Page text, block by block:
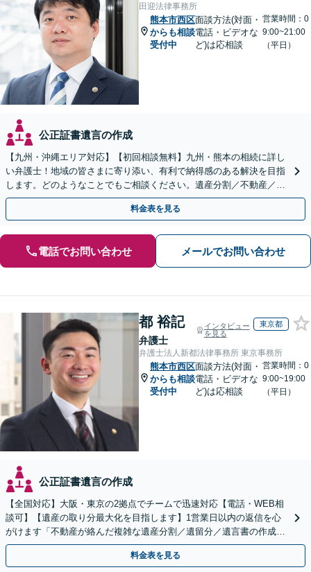
田迎法律事務所
熊本市西区
からも相談
受付中
面談方法(対面・
電話・ビデオな
ど)は応相談
営業時間：0
9:00~21:00
（平日）
公正証書遺言の作成
【九州・沖縄エリア対応】【初回相談無料】九州・熊本の相続に詳し
い弁護士！地域の皆さまに寄り添い、有利で納得感のある解決を目指
します。どのようなことでもご相談ください。遺産分割／不動産／遺
言書／使い込み／寄与分／遺留分／相続放棄【完全個室】
料金表を見る
電話でお問い合わせ メールでお問い合わせ
都 裕記
弁護士
インタビュー
を見る
東京都
弁護士法人新都法律事務所 東京事務所
熊本市西区
からも相談
受付中
面談方法(対面・
電話・ビデオな
ど)は応相談
営業時間：0
9:00~19:00
（平日）
公正証書遺言の作成
【全国対応】大阪・東京の2拠点でチームで迅速対応【電話・WEB相
談可】【遺産の取り分最大化を目指します】1営業日以内の返信を心
がけます「不動産が絡んだ複雑な遺産分割／遺留分／遺言書の作成・
執行／事業承継など、お任せください」【休日相談あり】
料金表を見る